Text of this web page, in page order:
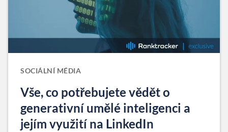
SOCIÁLNÍ MÉDIA
Vše, co potřebujete vědět o
generativní umělé inteligenci a
jejím využití na LinkedIn